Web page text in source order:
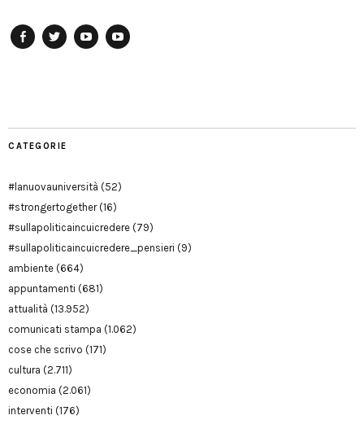
CATEGORIE
#lanuovauniversità (52)
#strongertogether(16)
#sullapoliticaincuicredere (79)
#sullapoliticaincuicredere_pensieri (9)
ambiente (664)
appuntamenti (681)
attualità (13.952)
comunicati stampa (1.062)
cose che scrivo (171)
cultura (2.711)
economia (2.061)
interventi (176)